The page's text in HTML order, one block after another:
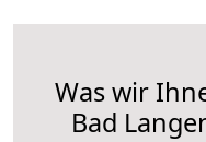
Was wir
Bad